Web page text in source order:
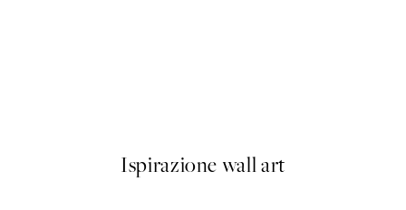
Ispirazione wall art